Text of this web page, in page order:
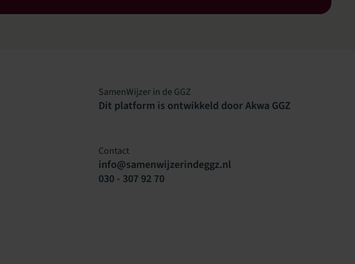
SamenWijzer in de GGZ
Dit platform is ontwikkeld door Akwa GGZ
Contact
info@samenwijzerindeggz.nl
030 - 307 92 70